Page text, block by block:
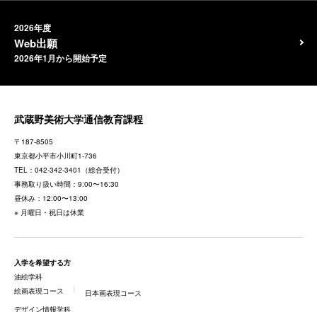
2026年度
Web出願
2026年1月から開始予定
武蔵野美術大学通信教育課程
〒187-8505
東京都小平市小川町1-736
TEL： 042-342-3401 （総合受付）
事務取り扱い時間：9:00〜16:30
昼休み：12:00〜13:00
※ 月曜日・祝日は休業
入学を希望する方
油絵学科
絵画表現コース
日本画表現コース
デザイン情報学科